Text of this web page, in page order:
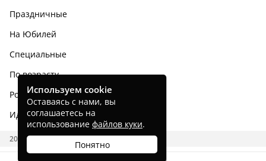
Праздничные
На Юбилей
Специальные
По возрасту
Родным и близким
Идеи тортов
2026 CAKES.RU
Используем cookie
Оставаясь с нами, вы
соглашаетесь на
использование файлов куки.
Понятно